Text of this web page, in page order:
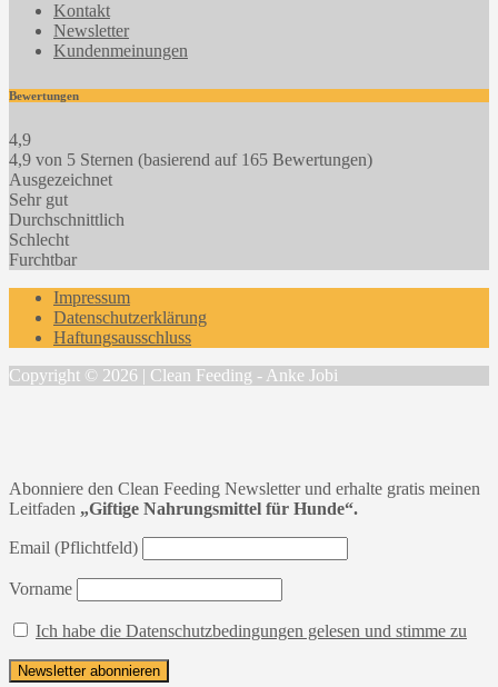
Kontakt
Newsletter
Kundenmeinungen
Bewertungen
4,9
4,9 von 5 Sternen (basierend auf 165 Bewertungen)
Ausgezeichnet
Sehr gut
Durchschnittlich
Schlecht
Furchtbar
Impressum
Datenschutzerklärung
Haftungsausschluss
Copyright © 2026 | Clean Feeding - Anke Jobi
Abonniere den Clean Feeding Newsletter und erhalte gratis meinen
Leitfaden „Giftige Nahrungsmittel für Hunde“.
Email (Pflichtfeld)
Vorname
Ich habe die Datenschutzbedingungen gelesen und stimme zu